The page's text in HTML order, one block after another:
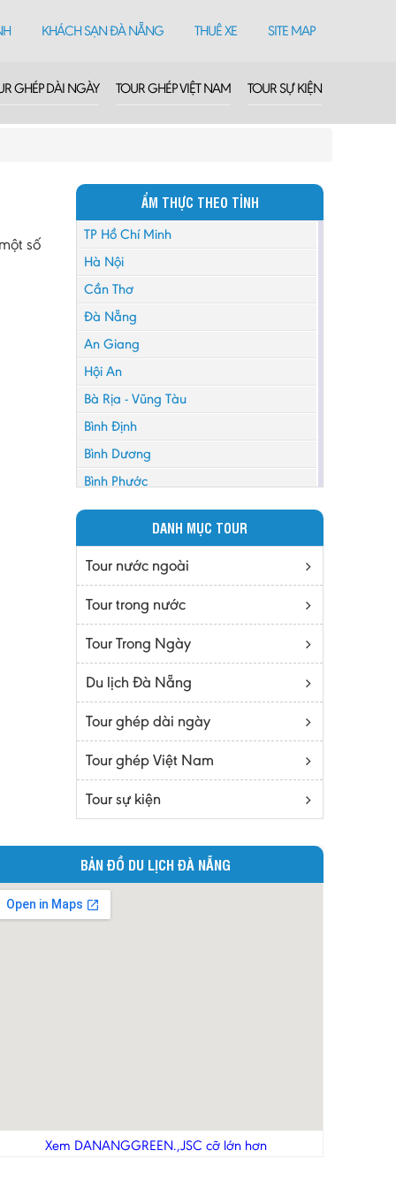
KHÁCH SẠN ĐÀ NẴNG THUÊ XE SITE MAP
GHÉP DÀI NGÀY TOUR GHÉP VIỆT NAM TOUR SỰ KIỆN
số
ẨM THỰC THEO TỈNH
TP Hồ Chí Minh
Hà Nội
Cần Thơ
Đà Nẵng
An Giang
Hội An
Bà Rịa - Vũng Tàu
Bình Định
Bình Dương
Bình Phước
Bình Thuận
Bắc Giang
Bắc Ninh
Bến Tre
Cà mau
Cao Bằng
Daknông
Đồng Nai
Đồng Tháp
Đắc Lắc
Gia Lai
Hà Giang
Hà Nam
Khánh Hoà
DANH MỤC TOUR
Tour nước ngoài
Tour trong nước
Tour Trong Ngày
Du lịch Đà Nẵng
Tour ghép dài ngày
Tour ghép Việt Nam
Tour sự kiện
BẢN ĐỒ DU LỊCH ĐÀ NẴNG
Xem DANANGGREEN.,JSC cỡ lớn hơn